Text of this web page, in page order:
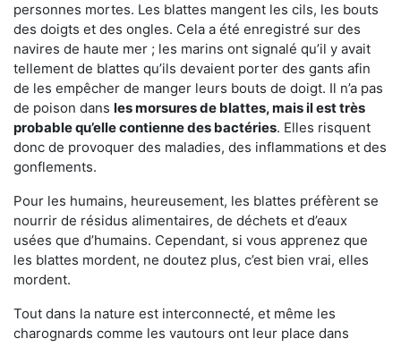
personnes mortes. Les blattes mangent les cils, les bouts
des doigts et des ongles. Cela a été enregistré sur des
navires de haute mer ; les marins ont signalé qu’il y avait
tellement de blattes qu’ils devaient porter des gants afin
de les empêcher de manger leurs bouts de doigt. Il n’a pas
de poison dans les morsures de blattes, mais il est très
probable qu’elle contienne des bactéries. Elles risquent
donc de provoquer des maladies, des inflammations et des
gonflements.
Pour les humains, heureusement, les blattes préfèrent se
nourrir de résidus alimentaires, de déchets et d’eaux
usées que d’humains. Cependant, si vous apprenez que
les blattes mordent, ne doutez plus, c’est bien vrai, elles
mordent.
Tout dans la nature est interconnecté, et même les
charognards comme les vautours ont leur place dans